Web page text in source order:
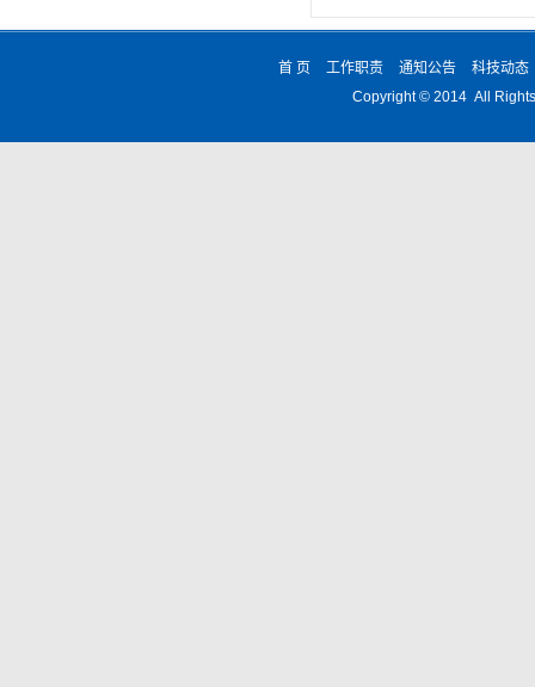
首 页 工作职责 通知公告
科技动态
Copyright © 2014 All